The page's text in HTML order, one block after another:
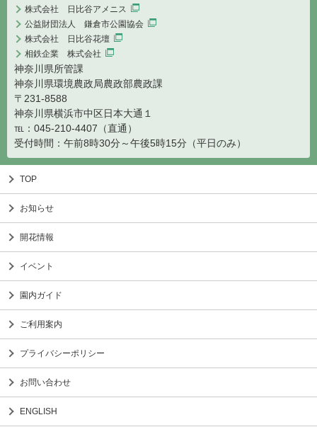
株式会社 日比谷アメニス
公益財団法人 鎌倉市公園協会
株式会社 日比谷花壇
相鉄企業 株式会社
神奈川県所管課
神奈川県環境農政局農政部農政課
〒231-8588
神奈川県横浜市中区日本大通１
℡：045-210-4407（直通）
受付時間：午前8時30分～午後5時15分（平日のみ）
TOP
お知らせ
開花情報
イベント
園内ガイド
ご利用案内
プライバシーポリシー
お問い合わせ
ENGLISH